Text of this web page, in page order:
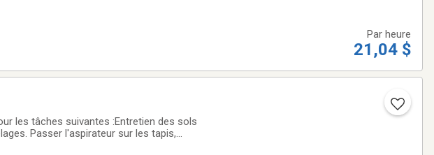
Par heure
21,04 $
les tâches suivantes :Entretien des sols
Passer l'aspirateur sur les tapis,